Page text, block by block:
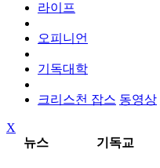
라이프
오피니언
기독대학
크리스천 잡스 동영상
X
뉴스
기독교